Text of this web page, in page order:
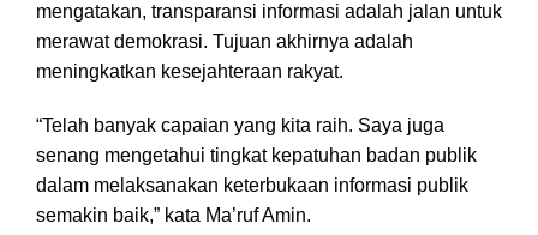
mengatakan, transparansi informasi adalah jalan untuk
merawat demokrasi. Tujuan akhirnya adalah
meningkatkan kesejahteraan rakyat.
“Telah banyak capaian yang kita raih. Saya juga
senang mengetahui tingkat kepatuhan badan publik
dalam melaksanakan keterbukaan informasi publik
semakin baik,” kata Ma’ruf Amin.